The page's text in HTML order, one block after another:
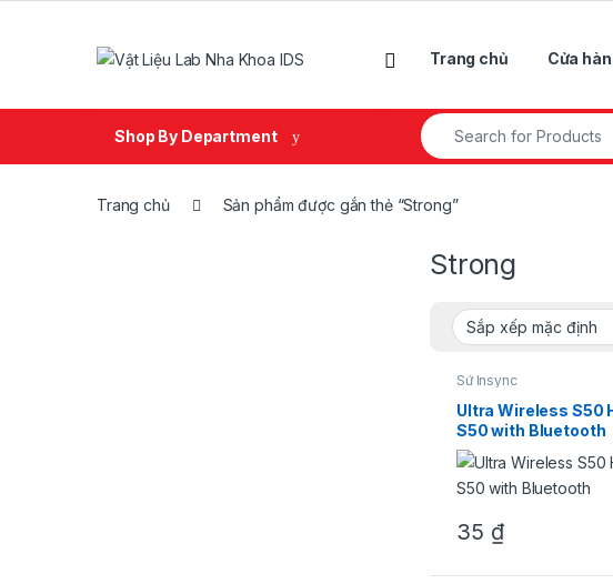
Trang chủ Cửa
Shop By Department
Search for:
Trang chủ Sản phẩm được gắn thẻ “Strong”
Strong
Sứ Insync
Ultra Wireless S50
S50 with Bluetooth
35 ₫